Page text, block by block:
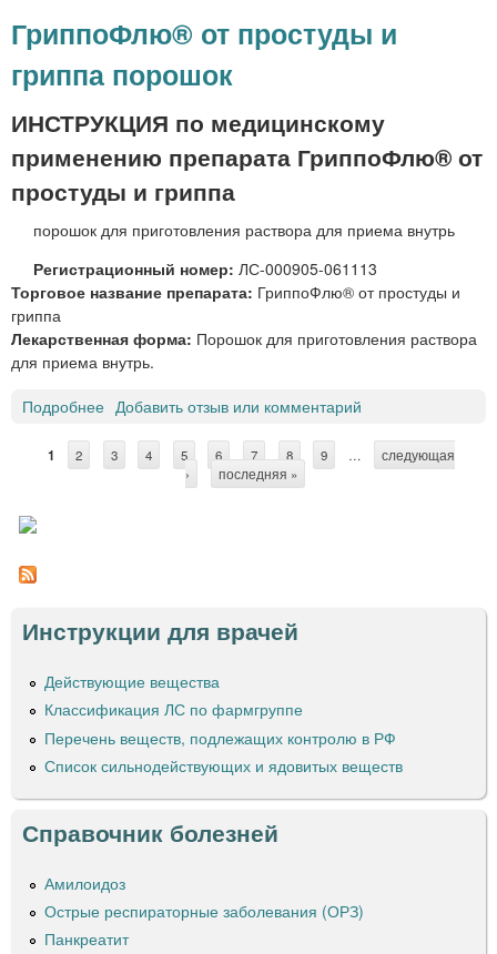
Т
Л
Н
Е
П
С
Т
И
К
И
А
Ш
О
С
Е
Т
®
с
и
р
о
ГриппоФлю® от простуды и
гриппа порошок
ИНСТРУКЦИЯ по медицинскому
применению препарата ГриппоФлю® от
простуды и гриппа
порошок для приготовления раствора для приема внутрь
Регистрационный номер: ЛС-000905-061113
Торговое название препарата: ГриппоФлю® от простуды и
гриппа
Лекарственная форма: Порошок для приготовления раствора
для приема внутрь.
Подробнее
р
и
®
т
п
р
с
т
у
д
и
г
р
Добавить отзыв или комментарий
р
а
и
ы
1 2 3 4 5 6 7 8 9 …
следующая
›
последняя »
Инструкции для врачей
Действующие вещества
Классификация ЛС по фармгруппе
Перечень веществ, подлежащих контролю в РФ
Список сильнодействующих и ядовитых веществ
Справочник болезней
Амилоидоз
Острые респираторные заболевания (ОРЗ)
Панкреатит